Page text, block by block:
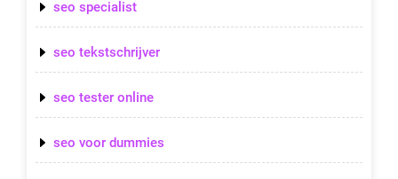
seo specialist
seo tekstschrijver
seo tester online
seo voor dummies